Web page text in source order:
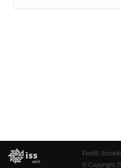
Fiorilli
© Copyright